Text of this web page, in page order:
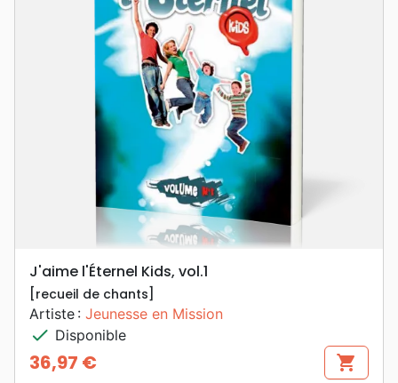
J'aime l'Éternel Kids, vol.1
[recueil de chants]
Artiste : Jeunesse en Mission
check Disponible
Prix
36,97 € shopping_cart